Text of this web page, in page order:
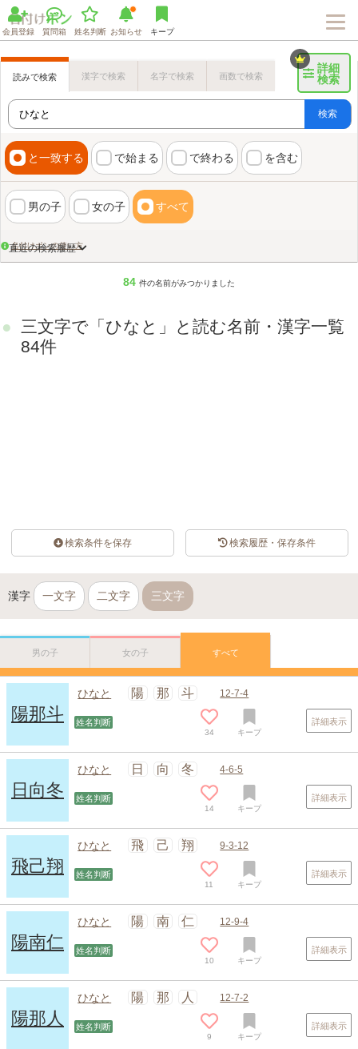
会員登録 質問箱 姓名判断 お知らせ キープ
詳細
検索
読みで検索 漢字で検索 名字で検索 画数で検索
検索
と一致する で始まる で終わる を含む
男の子 女の子 すべて
画数検索のヒント
名付けポンの使い方
直近の検索履歴
84 件の名前がみつかりました
三文字で「ひなと」と読む名前・漢字一覧
84件
検索条件を保存 検索履歴・保存条件
漢字 一文字 二文字 三文字
男の子 女の子 すべて
陽那斗
ひなと 陽 那 斗 12-7-4
姓名判断
34 キープ
詳細表示
日向冬
ひなと 日 向 冬 4-6-5
姓名判断
14 キープ
詳細表示
飛己翔
ひなと 飛 己 翔 9-3-12
姓名判断
11 キープ
詳細表示
陽南仁
ひなと 陽 南 仁 12-9-4
姓名判断
10 キープ
詳細表示
陽那人
ひなと 陽 那 人 12-7-2
姓名判断
9 キープ
詳細表示